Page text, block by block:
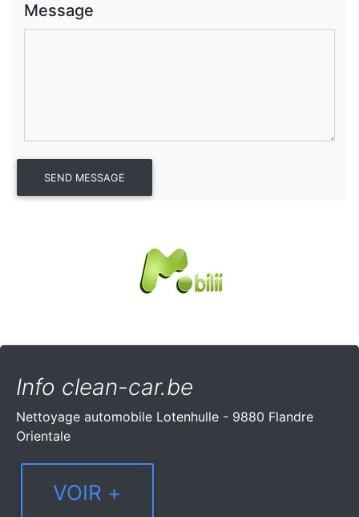
Message
Info clean-car.be
Nettoyage automobile Lotenhulle - 9880 Flandre
Orientale